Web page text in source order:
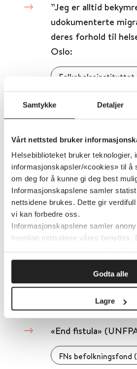
Samtykke Detaljer
Vårt nettsted bruker
Helsebiblioteket bruker teknologier,
informasjonskapsler/«cookies» til å
om deg for å kunne gi deg best
Informasjonskapslene samler
nettsidene brukes. Dette gir
vi kan forbedre oss.
Informasjonskapslene samler
hvordan nettsidene våres benyttes.
Godta alle
Lagre
”Jeg er alltid
udokumenterte
deres forhold til
Oslo:
Folkehelseinstituttet
Detaljer
"Ingen kan hjelpe
Detaljer
«Helsebiblioteket»
alle (krever
«End fistula»